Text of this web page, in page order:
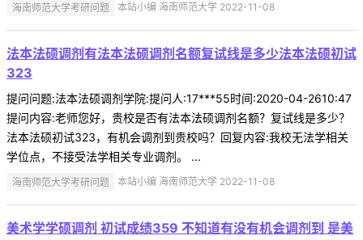
海南师范大学考研问题 本站小编 海南师范大学 2022-11-08
法本法硕调剂有法本法硕调剂名额复试线是多少法本法硕初试
323
提问问题:法本法硕调剂学院:提问人:17***55时间:2020-04-2610:47
提问内容:老师您好，贵校是否有法本法硕调剂名额？复试线是多少？
法本法硕初试323，有机会调剂到贵校吗？回复内容:我校无法学相关
学位点，不接受法学相关专业调剂。 ...
海南师范大学考研问题 本站小编 海南师范大学 2022-11-08
美术学学硕调剂 初试成绩359 不知道有没有机会调剂到 是美